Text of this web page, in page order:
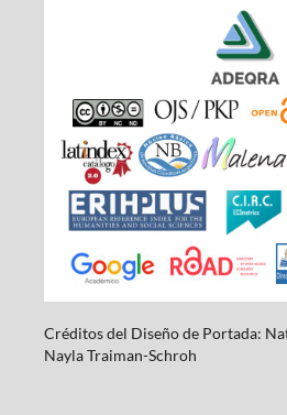
Créditos del Diseño de Portada:
NaylaTraiman-Schroh